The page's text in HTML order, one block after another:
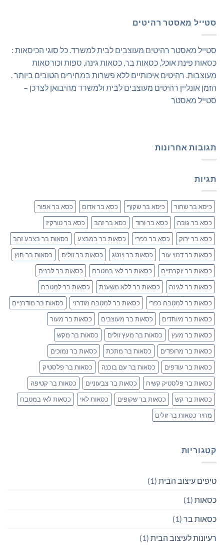
סטייל מאסטר רהיטים
סטייל מאסטר רהיטים מעוצבים לבית למשרד. כל סוגי הכיסאות :
כסאות פינת אוכל, כסאות בר, כסאות גינה, ספות וכורסאות
מעוצבות. רהיטים איכותיים ללא פשרות במחירים הטובים ביותר .
הזמן אונליין רהיטים מעוצבים לבית ולמשרד מהיבואן לצרכן –
סטייל מאסטר
תגובות אחרונות
תגיות
כיסא בר שחור כיסא בר שקוף כסא בר אדום
כסא בר אפור
כסא בר גובה
כסא בר ורוד כסא בר זהב
כסא בר טורקיז
כסא בר ירוק
כסא בר כפרי כסאות בר במבצע
כסאות בר בצבע זהב
כסאות בר דמוי עור
כסאות בר וינטג כסאות בר זולים
כסאות בר חוץ
כסאות בר יוקרתיים
כסאות בר לאי במטבח
כסאות בר לבנים
כסאות בר לגינה
כסאות בר ללא משענת
כסאות בר למטבח
כסאות בר למטבח כפרי
כסאות בר למטבח מודרני
כסאות בר מודרניים
כסאות בר מיוחדים
כסאות בר מעוצבים
כסאות בר מעור
כסאות בר מעץ
כסאות בר מעץ זולים
כסאות בר מקש
כסאות בר מרופדים
כסאות בר מתכת
כסאות בר נמוכים
כסאות בר עודפים
כסאות בר עם בוכנה
כסאות בר פלסטיק
כסאות בר פלסטיק קשיח
כסאות בר צבעוניים
כסאות בר קטיפה
כסאות בר קש
כסאות בר שקופים כסאות לאי
כסאות לאי במטבח
מחיר כסאות בר זולים
קטגוריות
טיפים עיצוב הבית (1)
כסאות (1)
כסאות בר (1)
רעיונות לעיצוב הבית (1)